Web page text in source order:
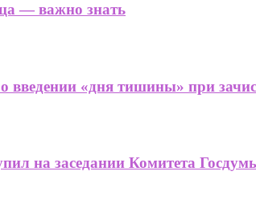
— важно знать
«дня тишины» при
на заседании Комитета